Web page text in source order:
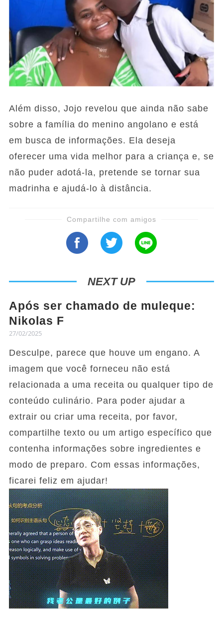
Além disso, Jojo revelou que ainda não sabe
sobre a família do menino angolano e está
em busca de informações. Ela deseja
oferecer uma vida melhor para a criança e, se
não puder adotá-la, pretende se tornar sua
madrinha e ajudá-lo à distância.
Compartilhe com amigos
NEXT UP
Após ser chamado de muleque:
Nikolas F
27/02/2025
Desculpe, parece que houve um engano. A
imagem que você forneceu não está
relacionada a uma receita ou qualquer tipo de
conteúdo culinário. Para poder ajudar a
extrair ou criar uma receita, por favor,
compartilhe texto ou um artigo específico que
contenha informações sobre ingredientes e
modo de preparo. Com essas informações,
ficarei feliz em ajudar!